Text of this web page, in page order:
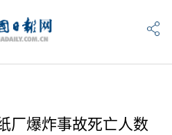
厂爆炸事故死亡人数